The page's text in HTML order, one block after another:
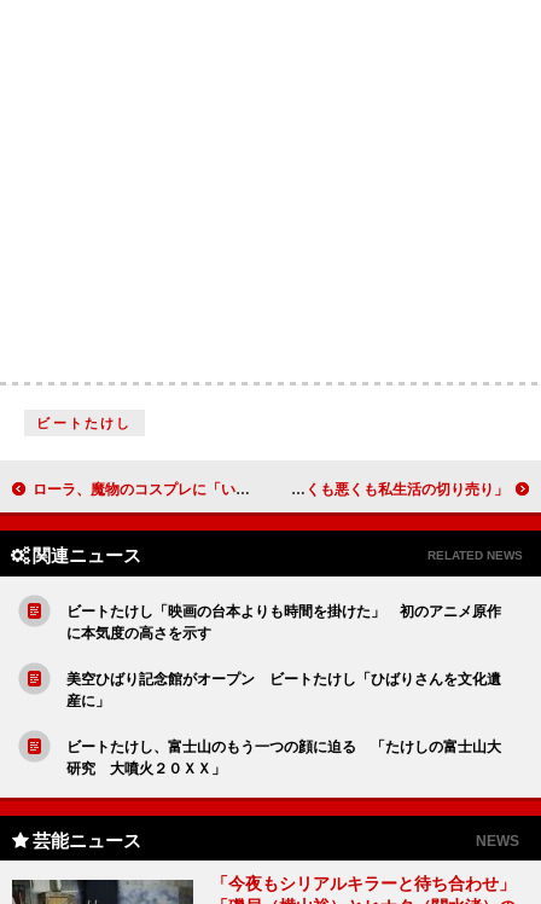
ビートたけし
ローラ、魔物のコスプレに「いつもと違う緊張感」 筋トレで鍛えた剣さばきを披露 壇蜜、日常をつづった著書をＰＲ 「よくも悪くも私生活の切り売り」
関連ニュース RELATED NEWS
ビートたけし「映画の台本よりも時間を掛けた」 初のアニメ原作
に本気度の高さを示す
美空ひばり記念館がオープン ビートたけし「ひばりさんを文化遺
産に」
ビートたけし、富士山のもう一つの顔に迫る 「たけしの富士山大
研究 大噴火２０ＸＸ」
芸能ニュース NEWS
「今夜もシリアルキラーと待ち合わせ」